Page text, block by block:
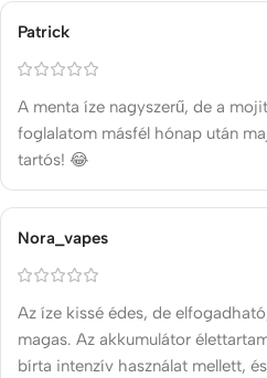
Patrick
A menta íze nagyszerű, de a
foglalatom másfél hónap után
tartós! 😂
Nora_vapes
Az íze kissé édes, de
magas. Az akkumulátor
bírta intenzív használat mellett,